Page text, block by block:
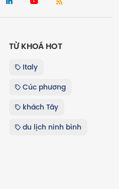
TỪ KHOÁ HOT
Italy
Cúc phương
khách Tây
du lịch ninh bình